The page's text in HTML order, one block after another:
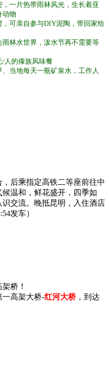
，一片热带雨林风光，生长着亚
动物
，可亲自参与DIY泥陶，带回家给
雨林水世界，泼水节再不需要等
/人的傣族风味餐
、当地每天一瓶矿泉水，工作人
后乘指定高铁二等座前往中
温和，鲜花盛开，四季如
交流。晚抵昆明，入住酒店
发车）
桥！
一高架大桥-红河大桥，到达